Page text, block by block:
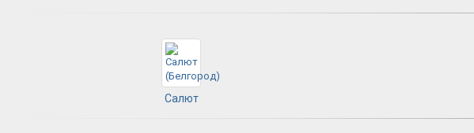
Салют